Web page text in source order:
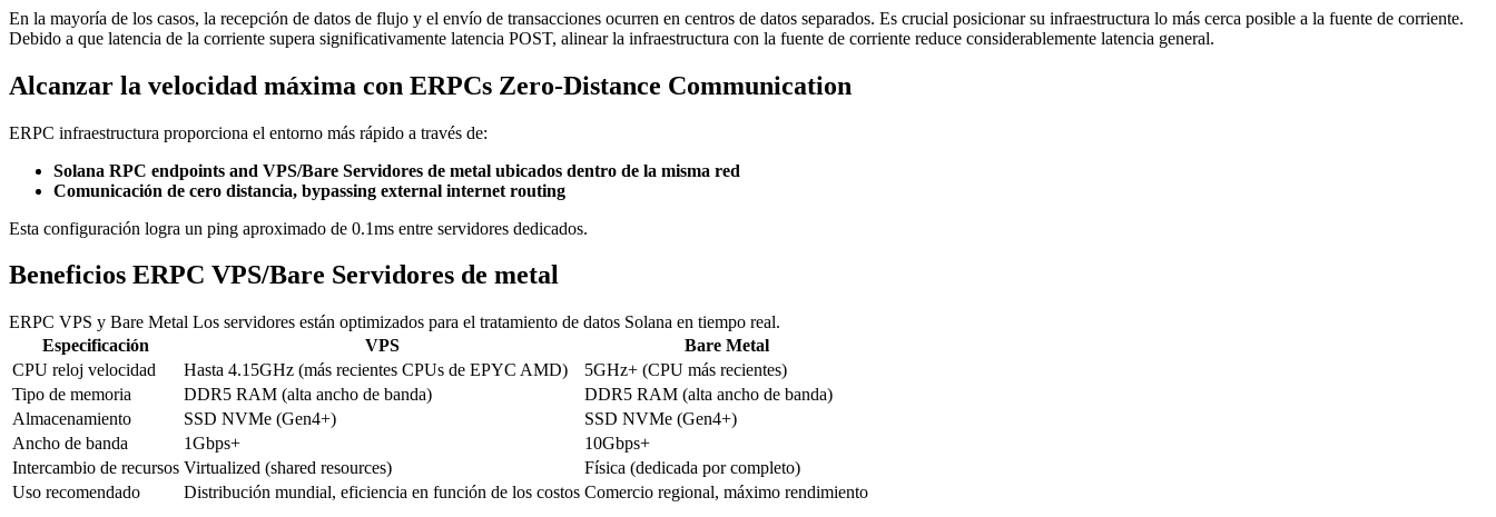
En la mayoría de los casos, la recepción de datos de flujo y el envío de transacciones ocurren en centros de datos separados. Es crucial posicionar su infraestructura lo más cerca posible a la fuente de corriente.
Debido a que latencia de la corriente supera significativamente latencia POST, alinear la infraestructura con la fuente de corriente reduce considerablemente latencia general.
Alcanzar la velocidad máxima con ERPCs Zero-Distance Communication
ERPC infraestructura proporciona el entorno más rápido a través de:
Solana RPC endpoints and VPS/Bare Servidores de metal ubicados dentro de la misma red
Comunicación de cero distancia, bypassing external internet routing
Esta configuración logra un ping aproximado de 0.1ms entre servidores dedicados.
Beneficios ERPC VPS/Bare Servidores de metal
ERPC VPS y Bare Metal Los servidores están optimizados para el tratamiento de datos Solana en tiempo real.
Especificación
VPS
Bare Metal
CPU reloj velocidad
Hasta 4.15GHz (más recientes CPUs de EPYC AMD)
5GHz+ (CPU más recientes)
Tipo de memoria
DDR5 RAM (alta ancho de banda)
DDR5 RAM (alta ancho de banda)
Almacenamiento
SSD NVMe (Gen4+)
SSD NVMe (Gen4+)
Ancho de banda
1Gbps+
10Gbps+
Intercambio de recursos Virtualized (shared resources)
Física (dedicada por completo)
Uso recomendado
Distribución mundial, eficiencia en función de los costos Comercio regional, máximo rendimiento